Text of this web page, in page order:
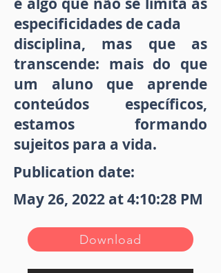
especificidades de cada
disciplina, mas que as
transcende: mais do que
um aluno que aprende
conteúdos específicos,
estamos formando
sujeitos para a vida.
Publication date:
May 26, 2022 at 4:10:28 PM
Download